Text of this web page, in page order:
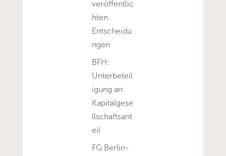
veröffentlic
hten
Entscheidu
ngen
BFH:
Unterbeteil
igung an
Kapitalgese
llschaftsant
eil
FG Berlin-